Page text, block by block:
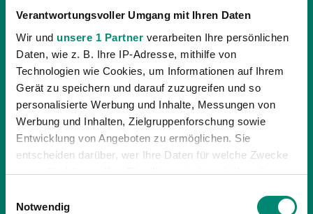
Verantwortungsvoller Umgang mit Ihren Daten
Wir und unsere 1 Partner verarbeiten Ihre persönlichen
Daten, wie z. B. Ihre IP-Adresse, mithilfe von
Technologien wie Cookies, um Informationen auf Ihrem
Gerät zu speichern und darauf zuzugreifen und so
personalisierte Werbung und Inhalte, Messungen von
Werbung und Inhalten, Zielgruppenforschung sowie
Entwicklung von Angeboten zu ermöglichen. Sie
entscheiden darüber, wer Ihre Daten für welche Zwecke
nutzt. Sie können Ihre Einwilligung jederzeit über die
Trigger Symbol ändern oder widerrufen
Notwendig